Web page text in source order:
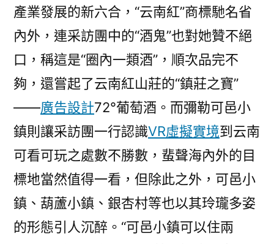
設
計
佈
置
－
國
成
長
戶〉
產業發展的新六合，“云南紅”商標馳名省
內外，連采訪團中的“酒鬼”也對她贊不絕
口，稱這是“圈內一類酒”，順次品完不
夠，還嘗起了云南紅山莊的“鎮莊之寶”
——廣告設計72°葡萄酒。而彌勒可邑小
鎮則讓采訪團一行認識VR虛擬實境到云南
可看可玩之處數不勝數，蜚聲海內外的目
標地當然值得一看，但除此之外，可邑小
鎮、葫蘆小鎮、銀杏村等也以其玲瓏多姿
的形態引人沉醉。“可邑小鎮可以住兩